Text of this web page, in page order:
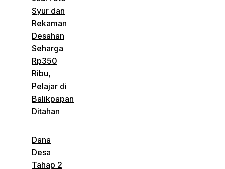
Syur dan
Rekaman
Desahan
Seharga
Rp350
Ribu,
Pelajar di
Balikpapan
Ditahan
Dana
Desa
Tahap 2